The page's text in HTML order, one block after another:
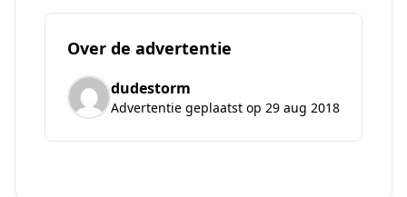
Over de advertentie
dudestorm
Advertentie geplaatst op 29 aug 2018